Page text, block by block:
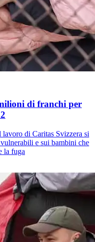
di franchi per
di Caritas Svizzera si
e sui bambini che
la fuga